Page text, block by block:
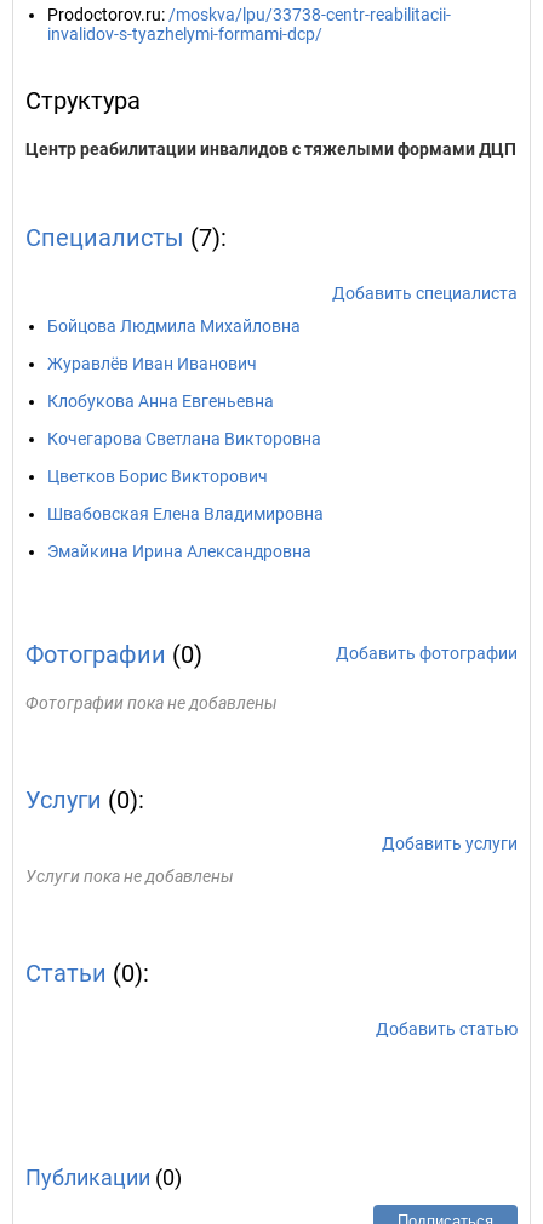
Prodoctorov.ru: /moskva/lpu/33738-centr-reabilitacii-
invalidov-s-tyazhelymi-formami-dcp/
Структура
Центр реабилитации инвалидов с тяжелыми формами ДЦП
Специалисты (7):
Добавить специалиста
Бойцова Людмила Михайловна
Журавлёв Иван Иванович
Клобукова Анна Евгеньевна
Кочегарова Светлана Викторовна
Цветков Борис Викторович
Швабовская Елена Владимировна
Эмайкина Ирина Александровна
Фотографии (0) Добавить фотографии
Фотографии пока не добавлены
Услуги (0):
Добавить услуги
Услуги пока не добавлены
Статьи (0):
Добавить статью
Публикации (0)